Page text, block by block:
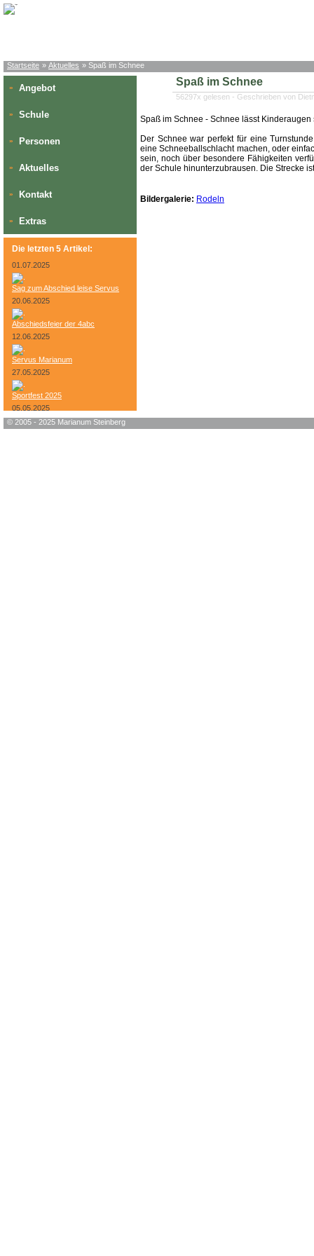
Startseite » Aktuelles » Spaß im Schnee
» Angebot
» Schule
» Personen
» Aktuelles
» Kontakt
» Extras
Die letzten 5 Artikel:
01.07.2025
Sag zum Abschied leise Servus
20.06.2025
Abschiedsfeier der 4abc
12.06.2025
Servus Marianum
27.05.2025
Sportfest 2025
05.05.2025
Bundesheer-Tag
Spaß im Schnee
56297x gelesen - Geschrieben von
Spaß im Schnee - Schnee lässt Kinderaugen
Der Schnee war perfekt für eine
eine Schneeballschlacht machen, oder
sein, noch über besondere Fähigkeiten
der Schule hinunterzubrausen. Die Strecke
Bildergalerie: Rodeln
© 2005 - 2025 Marianum Steinberg